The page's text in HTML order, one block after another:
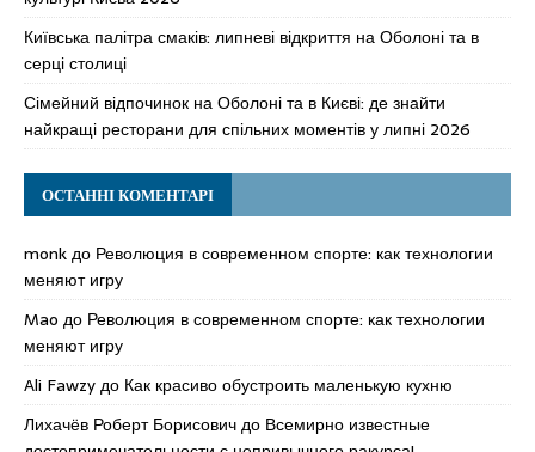
Київська палітра смаків: липневі відкриття на Оболоні та в
серці столиці
Сімейний відпочинок на Оболоні та в Києві: де знайти
найкращі ресторани для спільних моментів у липні 2026
ОСТАННІ КОМЕНТАРІ
monkдо Революция в современном спорте: как технологии
меняют игру
Mao до Революция в современном спорте: как технологии
меняют игру
Ali Fawzyдо Как красиво обустроить маленькую кухню
Лихачёв Роберт Борисовичдо Всемирно известные